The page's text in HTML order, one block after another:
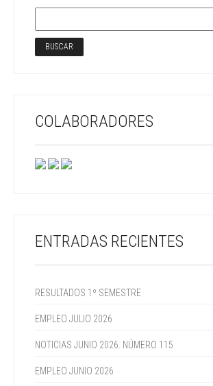
COLABORADORES
ENTRADAS RECIENTES
RESULTADOS 1º SEMESTRE
EMPLEO JULIO 2026
NOTICIAS JUNIO 2026. NÚMERO 115
EMPLEO JUNIO 2026